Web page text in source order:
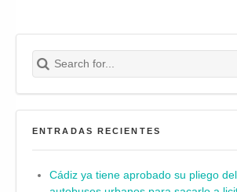
Search for:
Buscar
ENTRADAS RECIENTES
Cádiz ya tiene aprobado su pliego